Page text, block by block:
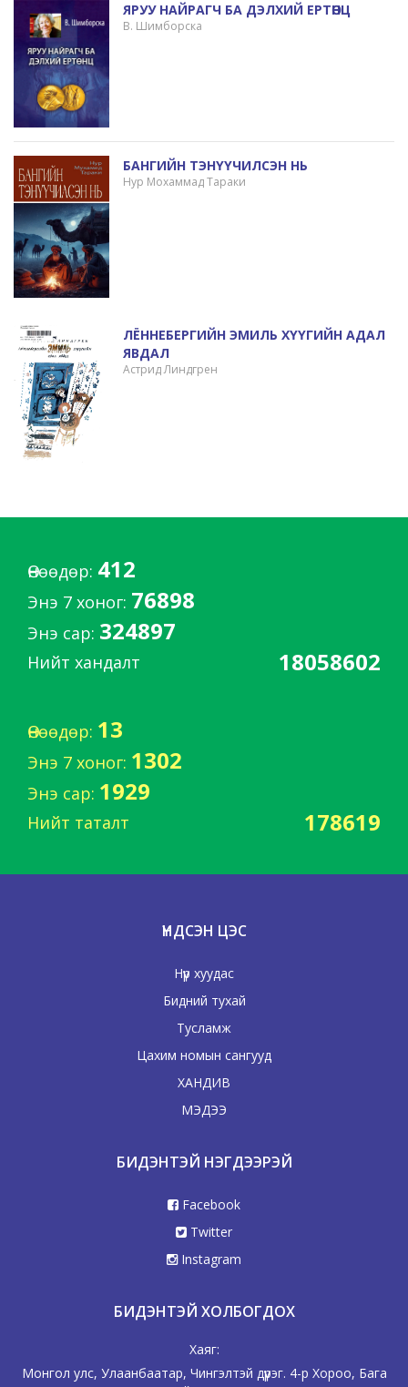
ЯРУУ НАЙРАГЧ БА ДЭЛХИЙ ЕРТӨНЦ
В. Шимборска
БАНГИЙН ТЭНҮҮЧИЛСЭН НЬ
Нур Мохаммад Тараки
ЛЁННЕБЕРГИЙН ЭМИЛЬ ХҮҮГИЙН АДАЛ
ЯВДАЛ
Астрид Линдгрен
Өнөөдөр: 412
Энэ 7 хоног: 76898
Энэ сар: 324897
Нийт хандалт 18058602
Өнөөдөр: 13
Энэ 7 хоног: 1302
Энэ сар: 1929
Нийт таталт 178619
ҮНДСЭН ЦЭС
Нүүр хуудас
Бидний тухай
Тусламж
Цахим номын сангууд
ХАНДИВ
МЭДЭЭ
БИДЭНТЭЙ НЭГДЭЭРЭЙ
Facebook
Twitter
Instagram
БИДЭНТЭЙ ХОЛБОГДОХ
Хаяг:
Монгол улс, Улаанбаатар, Чингэлтэй дүүрэг. 4-р Хороо, Бага